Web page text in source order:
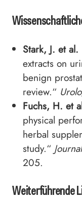
Stark, J. et al.
extracts on
benign
review.“
Fuchs, H. et
physical
herbal
study.“
205.
Weiterführende